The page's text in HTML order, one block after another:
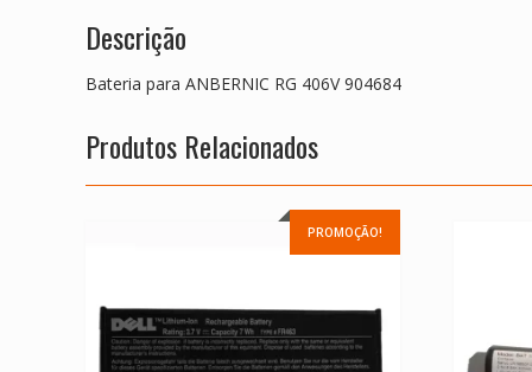
Descrição
Bateria para ANBERNIC RG 406V 904684
Produtos Relacionados
PROMOÇÃO!